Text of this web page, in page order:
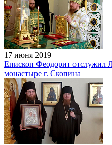
17 июня 2019
Епископ Феодорит отслужил
монастыре г. Скопина